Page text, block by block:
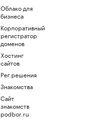
Облако для
бизнеса
Корпоративный
регистратор
доменов
Хостинг
сайтов
Рег.решения
Знакомства
Сайт
знакомств
podbor.ru